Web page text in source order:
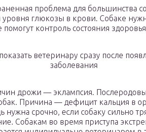
проблема для большинства
глюкозы в крови. Собаке
помогут контроль состояния
ветеринару сразу после
заболевания
дрожи — эклампсия.
Причина — дефицит кальция в
срочно, если собаку сильно
Собакам во время приступа